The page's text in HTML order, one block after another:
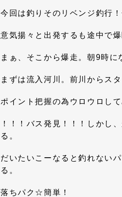
今回は釣りそのリベンジ釣行
意気揚々と出発するも途中で
まぁ、そこから爆走。朝9時
まずは流入河川。前川からスタ
ポイント把握の為ウロウロして
！！！バス発見！！！しかし
る。
だいたいこーなると釣れない
る。
落ちパク☆簡単！